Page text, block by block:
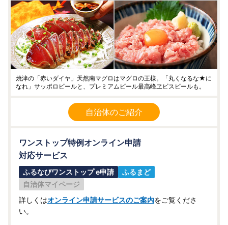
焼津の「赤いダイヤ」天然南マグロはマグロの王様。「丸くなるな★に
なれ」サッポロビールと、プレミアムビール最高峰ヱビスビールも。
自治体のご紹介
ワンストップ特例オンライン申請
対応サービス
ふるなびワンストップ e申請
ふるまど
自治体マイページ
詳しくはオンライン申請サービスのご案内をご覧くださ
い。